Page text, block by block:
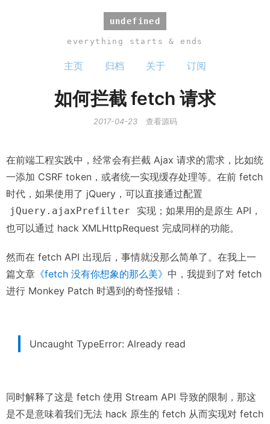
undefined
everything starts & ends
主页 归档 关于 订阅
如何拦截 fetch 请求
2017-04-23 查看源码
在前端工程实践中，经常会有拦截 Ajax 请求的需求，比如统
一添加 CSRF token，或者统一实现缓存处理等。在前 fetch
时代，如果使用了 jQuery，可以直接通过配置
jQuery.ajaxPrefilter
实现；如果用的是原生 API，
也可以通过 hack XMLHttpRequest 完成同样的功能。
然而在 fetch API 出现后，事情就没那么简单了。在我上一
篇文章 《fetch 没有你想象的那么美》 中，我提到了对 fetch
进行 Monkey Patch 时遇到的奇怪报错：
Uncaught TypeError: Already read
同时解释了这是 fetch 使用 Stream API 导致的限制，那这
是不是意味着我们无法 hack 原生的 fetch 从而实现对 fetch